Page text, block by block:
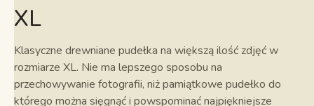
XL
Klasyczne drewniane pudełka na większą ilość zdjęć w
rozmiarze XL. Nie ma lepszego sposobu na
przechowywanie fotografii, niż pamiątkowe pudełko do
którego można sięgnąć i powspominać najpiękniejsze